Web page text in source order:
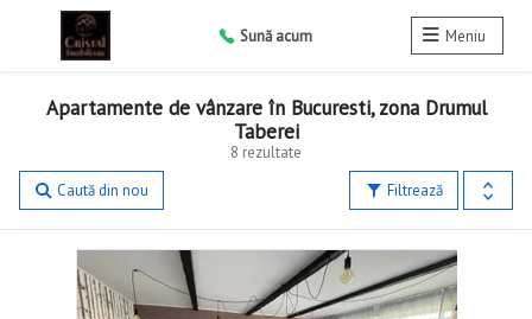
Sună acum Meniu
8 rezultate
Apartamente de vânzare în Bucuresti, zona Drumul
Taberei
Filtrează
Caută din nou